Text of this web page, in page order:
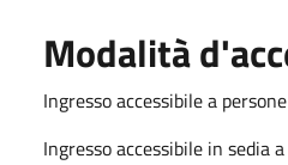
Modalità
Ingresso accessibile a
Ingresso accessibile in sedia